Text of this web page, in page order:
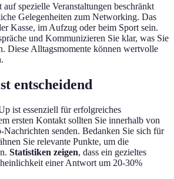
spezielle Veranstaltungen beschränkt
Gelegenheiten zum Networking. Das
Kasse, im Aufzug oder beim Sport sein.
und Kommunizieren Sie klar, was Sie
Diese Alltagsmomente können wertvolle
entscheidend
ist essenziell für erfolgreiches
ersten Kontakt sollten Sie innerhalb von
senden. Bedanken Sie sich für
Sie relevante Punkte, um die
Statistiken zeigen, dass ein gezieltes
einer Antwort um 20-30%